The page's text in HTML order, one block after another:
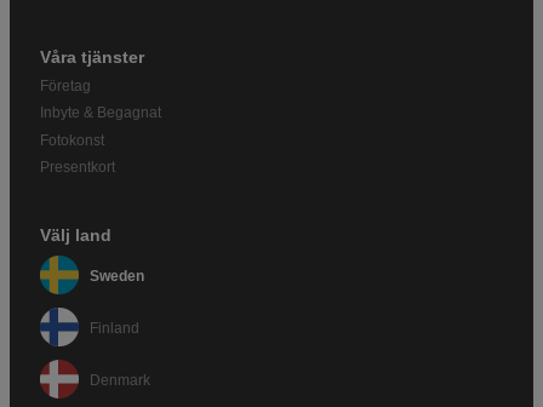
Våra tjänster
Företag
Inbyte & Begagnat
Fotokonst
Presentkort
Välj land
Sweden
Finland
Denmark